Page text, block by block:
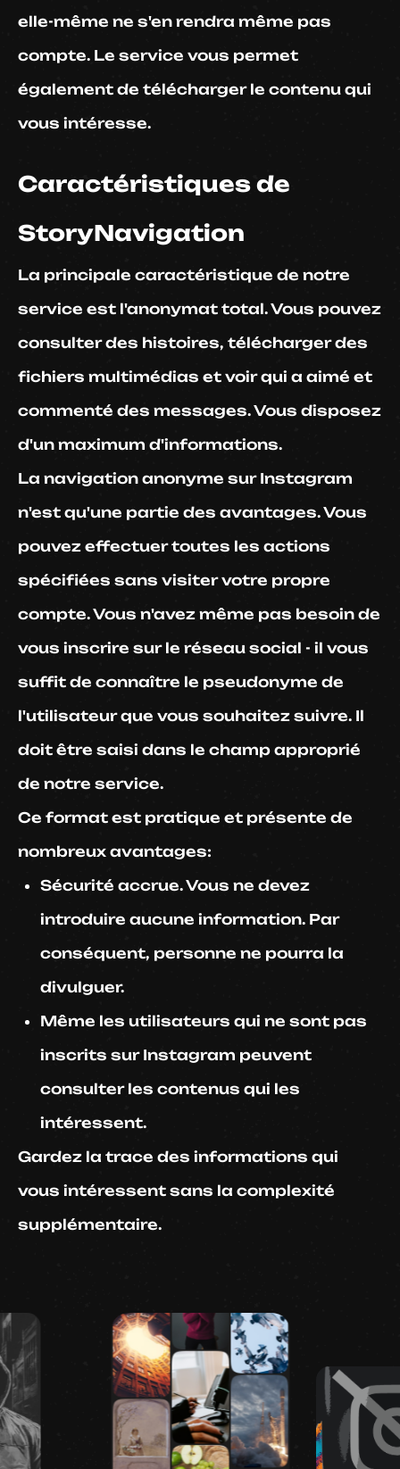
elle-même ne s'en rendra même pas
compte. Le service vous permet
également de télécharger le contenu qui
vous intéresse.
Caractéristiques de
StoryNavigation
La principale caractéristique de notre
service est l'anonymat total. Vous pouvez
consulter des histoires, télécharger des
fichiers multimédias et voir qui a aimé et
commenté des messages. Vous disposez
d'un maximum d'informations.
La navigation anonyme sur Instagram
n'est qu'une partie des avantages. Vous
pouvez effectuer toutes les actions
spécifiées sans visiter votre propre
compte. Vous n'avez même pas besoin de
vous inscrire sur le réseau social - il vous
suffit de connaître le pseudonyme de
l'utilisateur que vous souhaitez suivre. Il
doit être saisi dans le champ approprié
de notre service.
Ce format est pratique et présente de
nombreux avantages:
Sécurité accrue. Vous ne devez
introduire aucune information. Par
conséquent, personne ne pourra la
divulguer.
Même les utilisateurs qui ne sont pas
inscrits sur Instagram peuvent
consulter les contenus qui les
intéressent.
Gardez la trace des informations qui
vous intéressent sans la complexité
supplémentaire.